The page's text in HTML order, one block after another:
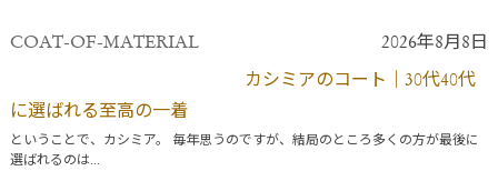
COAT-OF-MATERIAL 2026年8月8日
カシミアのコート｜30代40代
に選ばれる至高の一着
ということで、カシミア。 毎年思うのですが、結局のところ多くの方が最後に
選ばれるのは...